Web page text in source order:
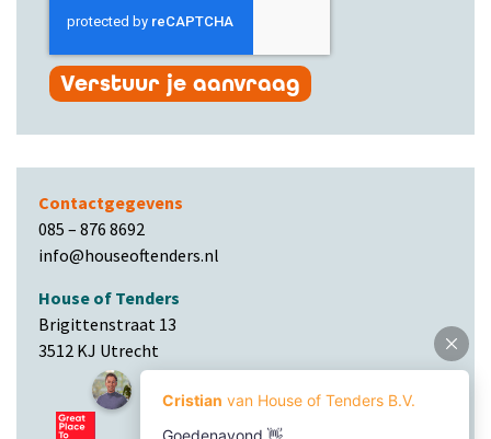
Verstuur je aanvraag
Contactgegevens
085 – 876 8692
info@houseoftenders.nl
House of Tenders
Brigittenstraat 13
3512 KJ Utrecht